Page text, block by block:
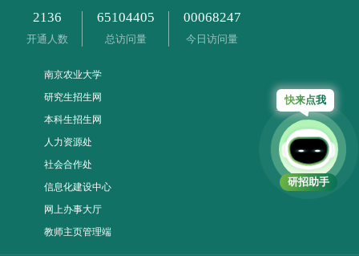
2136
开通人数
65104405
总访问量
00068247
今日访问量
南京农业大学
研究生招生网
本科生招生网
人力资源处
社会合作处
信息化建设中心
网上办事大厅
教师主页管理端
快来点我
研招助手